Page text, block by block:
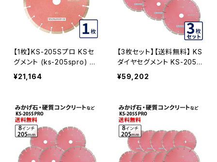
【1枚】KS-205Sプロ KSセ
グメント (ks-205spro) 8
インチ みかげ石・硬質コン
クリートなどの切断 ダイヤ
¥21,164
【3枚セット】【送料無料】 KS
ダイヤセグメント KS-205S
プロ (ks-205spro) 8イン
チ みかげ石・硬質コンクリ
¥59,202